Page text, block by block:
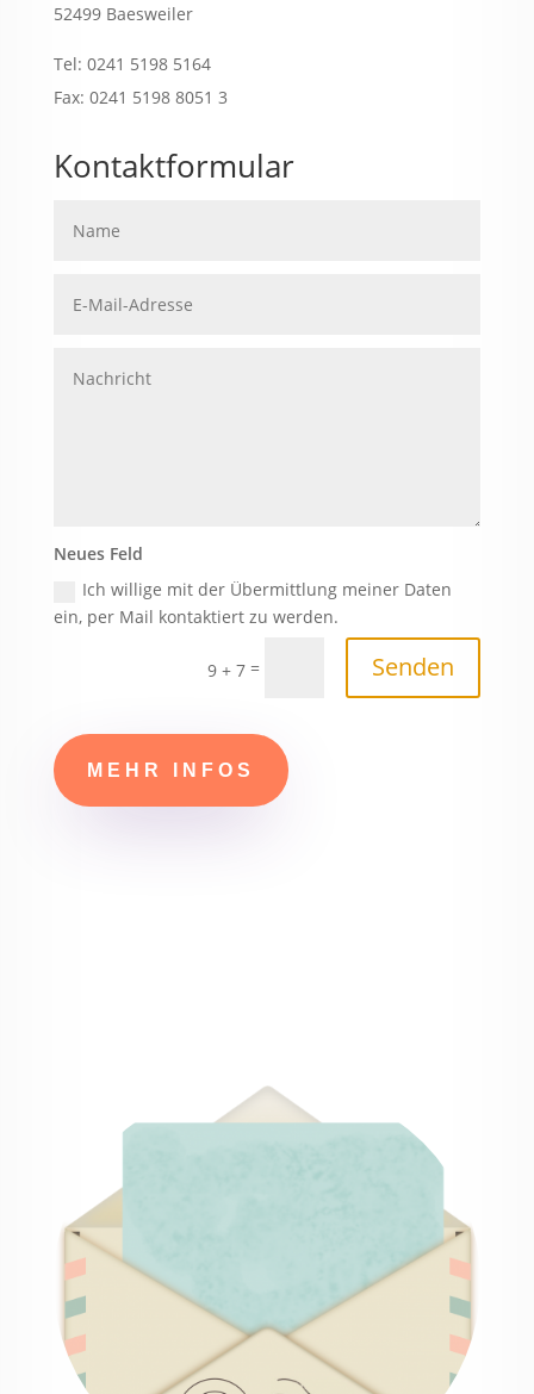
52499 Baesweiler
Tel: 0241 5198 5164
Fax: 0241 5198 8051 3
Kontaktformular
Neues Feld
Ich willige mit der Übermittlung meiner Daten
ein, per Mail kontaktiert zu werden.
9 + 7 = Senden
MEHR INFOS